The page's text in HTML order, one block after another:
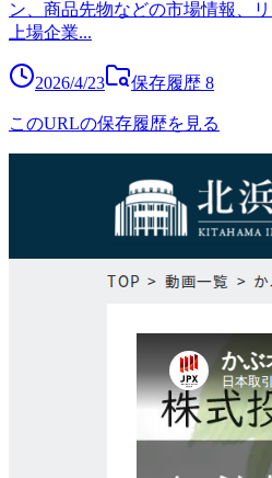
ン、商品先物などの市場情報、
上場企業...
2026/4/23 保存履歴 8
このURLの保存履歴を見る